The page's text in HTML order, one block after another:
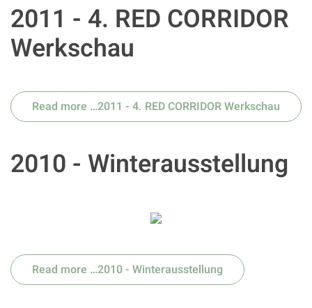
2011 - 4. RED CORRIDOR
Werkschau
Read more …2011 - 4. RED CORRIDOR Werkschau
2010 - Winterausstellung
Read more …2010 - Winterausstellung